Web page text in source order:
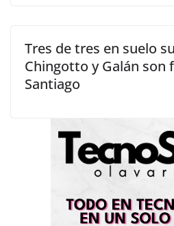
Tres de tres en suelo
Chingotto y Galán son
Santiago